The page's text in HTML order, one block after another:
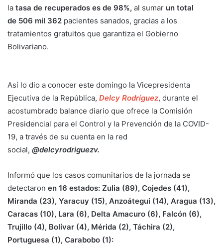
la tasa de recuperados es de 98%, al sumar un total
de 506 mil 362 pacientes sanados, gracias a los
tratamientos gratuitos que garantiza el Gobierno
Bolivariano.
Así lo dio a conocer este domingo la Vicepresidenta
Ejecutiva de la República, Delcy Rodríguez, durante el
acostumbrado balance diario que ofrece la Comisión
Presidencial para el Control y la Prevención de la COVID-
19, a través de su cuenta en la red
social, @delcyrodriguezv.
Informó que los casos comunitarios de la jornada se
detectaron en 16 estados: Zulia (89), Cojedes (41),
Miranda (23), Yaracuy (15), Anzoátegui (14), Aragua (13),
Caracas (10), Lara (6), Delta Amacuro (6), Falcón (6),
Trujillo (4), Bolívar (4), Mérida (2), Táchira (2),
Portuguesa (1), Carabobo (1):